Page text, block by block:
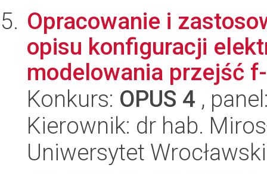
Opracowanie i
opisu konfiguracji
modelowania przejść
Konkurs: OPUS 4 ,
Kierownik: dr hab.
Uniwersytet